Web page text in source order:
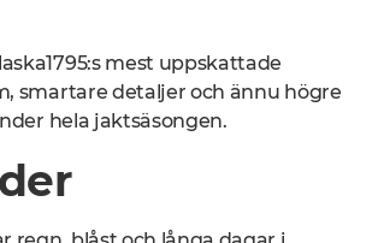
mest uppskattade
smartare detaljer och ännu högre
hela jaktsäsongen.